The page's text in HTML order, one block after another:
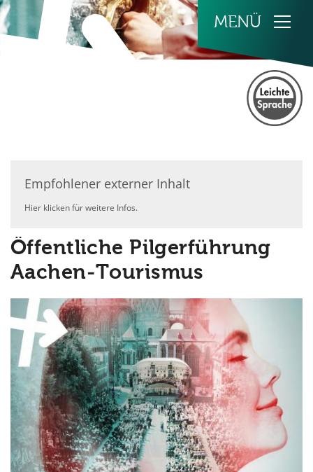
Zum Inhalt springen
Empfohlener externer Inhalt
Hier klicken für weitere Infos.
Öffentliche Pilgerführung
Aachen-Tourismus